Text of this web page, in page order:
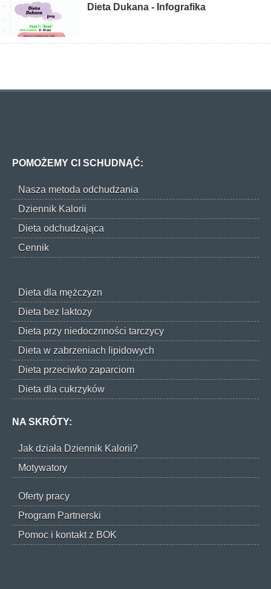
Dieta Dukana - Infografika
POMOŻEMY CI SCHUDNĄĆ:
Nasza metoda odchudzania
Dziennik Kalorii
Dieta odchudzająca
Cennik
Dieta dla mężczyzn
Dieta bez laktozy
Dieta przy niedocznności tarczycy
Dieta w zabrzeniach lipidowych
Dieta przeciwko zaparciom
Dieta dla cukrzyków
NA SKRÓTY:
Jak działa Dziennik Kalorii?
Motywatory
Oferty pracy
Program Partnerski
Pomoc i kontakt z BOK